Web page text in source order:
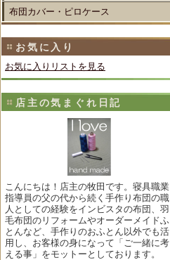
布団カバー・ピロケース
お気に入り
お気に入りリストを見る
店主の気まぐれ日記
こんにちは！店主の牧田です。寝具職業
指導員の父の代から続く手作り布団の職
人としての経験をインビスタの布団、羽
毛布団のリフォームやオーダーメイドふ
とんなど、手作りのおふとん以外でも活
用し、お客様の身になって「ご一緒に考
える事」をモットーとしております。